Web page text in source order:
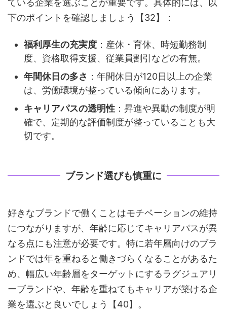
下のポイントを確認しましょう【32】：
福利厚生の充実度 ：産休・育休、時短勤務制
度、資格取得支援、従業員割引などの有無。
年間休日の多さ ：年間休日が120日以上の企業
は、労働環境が整っている傾向にあります。
キャリアパスの透明性 ：昇進や異動の制度が明
確で、定期的な評価制度が整っていることも大
切です。
ブランド選びも慎重に
好きなブランドで働くことはモチベーションの維持
につながりますが、年齢に応じてキャリアパスが異
なる点にも注意が必要です。特に若年層向けのブラ
ンドでは年を重ねると働きづらくなることがあるた
め、幅広い年齢層をターゲットにするラグジュアリ
ーブランドや、年齢を重ねてもキャリアが築ける企
業を選ぶと良いでしょう【40】。